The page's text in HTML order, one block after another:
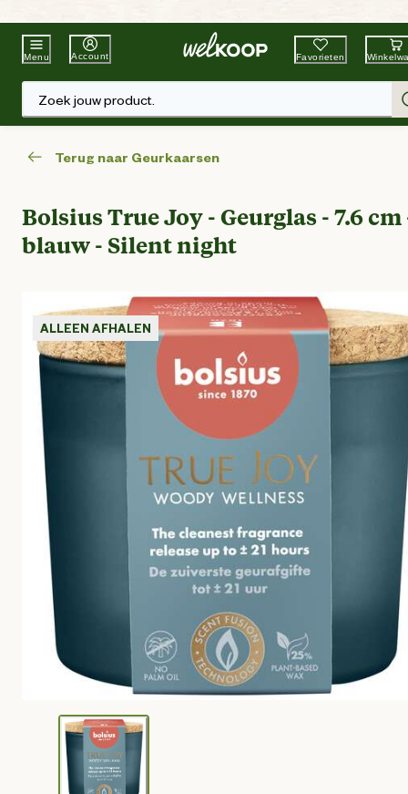
Beste WinkelketenTuin & Dier
Menu Account Favorieten
Zoek jouw product.
Terug naar Geurkaarsen
Bolsius True Joy - Geurglas - 7.6 cm
blauw - Silent night
ALLEEN AFHALEN